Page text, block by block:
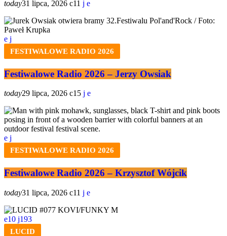
today31 lipca, 2026 11
FESTIWALOWE RADIO 2026
Festiwalowe Radio 2026 – Jerzy Owsiak
today29 lipca, 2026 15
FESTIWALOWE RADIO 2026
Festiwalowe Radio 2026 – Krzysztof Wójcik
today31 lipca, 2026 11
10 193
LUCID